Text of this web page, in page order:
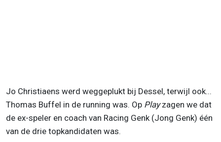
Jo Christiaens werd weggeplukt bij Dessel, terwijl ook...
Thomas Buffel in de running was. Op Playzagen we dat
de ex-speler en coach van Racing Genk (Jong Genk) één
van de drie topkandidaten was.